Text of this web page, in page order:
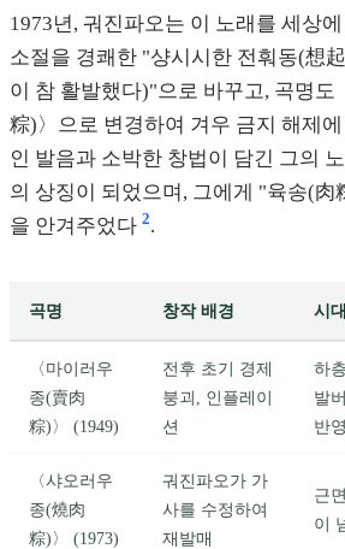
1973년, 궈진파오는 이 노래를 세상
소절을 경쾌한 "샹시시한 전훠동(想
이 참 활발했다)"으로 바꾸고, 곡명도
粽)〉으로 변경하여 겨우 금지 해제
인 발음과 소박한 창법이 담긴 그의
의 상징이 되었으며, 그에게 "육송(肉
을 안겨주었다 2.
곡명 창작 배경 시
〈마이러우
종(賣肉
粽)〉 (1949)
전후 초기 경제
붕괴, 인플레이
션
하
발
반영
〈샤오러우
종(燒肉
粽)〉 (1973)
궈진파오가 가
사를 수정하여
재발매
근
이